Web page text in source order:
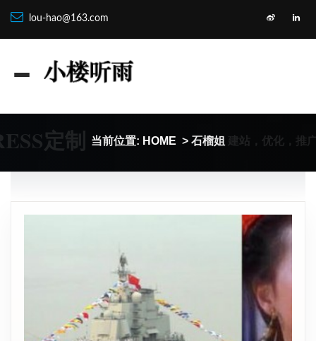
lou-hao@163.com
定制 当前位置: HOME > 石榴姐 建站，优化，推